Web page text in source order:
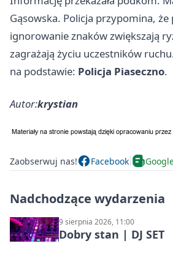
Gąsowska. Policja przypomina, że
ignorowanie znaków zwiększają
zagrażają życiu uczestników
na podstawie: Policja Piaseczno.
Autor:krystian
Zaobserwuj nas! Facebook
Nadchodzące wydarzenia
9 sierpnia 2026, 11:00
Dobry stan | DJ SET